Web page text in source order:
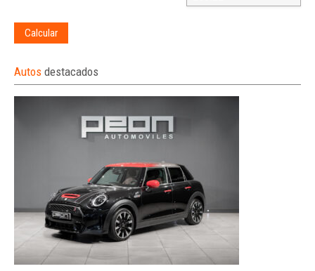
Calcular
Autos destacados